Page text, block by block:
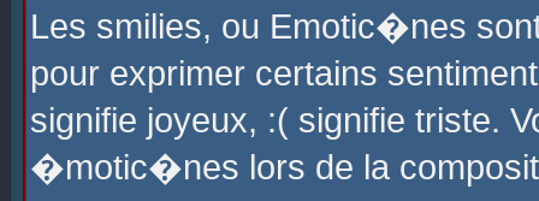
Les smilies, ou Emotic�nes
pour exprimer certains
signifie joyeux, :( signifie triste.
�motic�nes lors de la